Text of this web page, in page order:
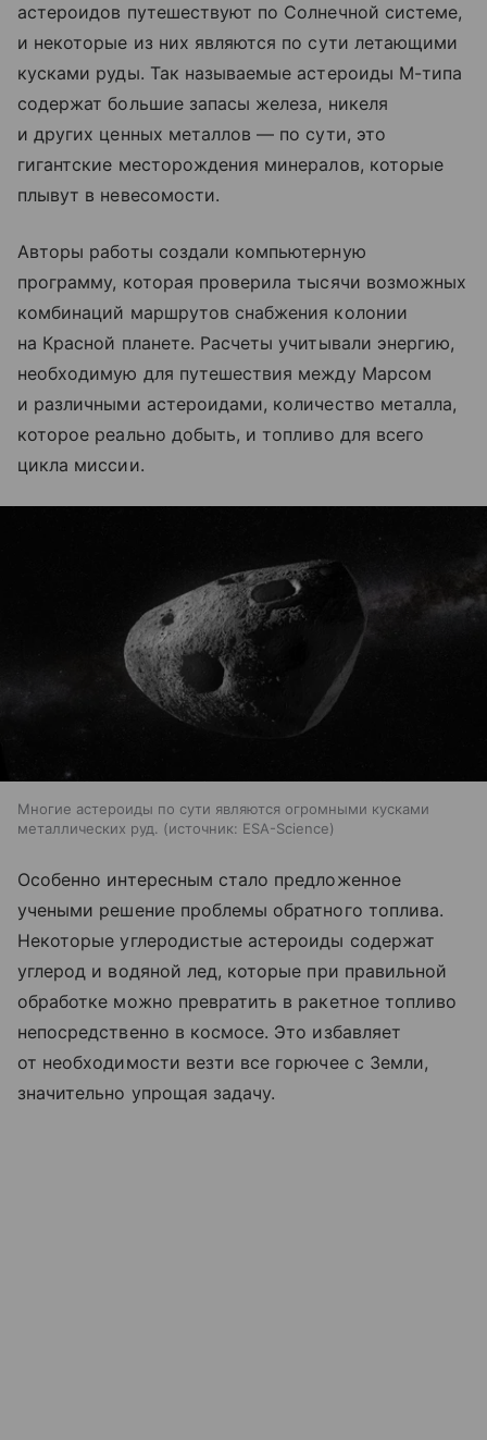
астероидов путешествуют по Солнечной системе,
и некоторые из них являются по сути летающими
кусками руды. Так называемые астероиды М-типа
содержат большие запасы железа, никеля
и других ценных металлов — по сути, это
гигантские месторождения минералов, которые
плывут в невесомости.
Авторы работы создали компьютерную
программу, которая проверила тысячи возможных
комбинаций маршрутов снабжения колонии
на Красной планете. Расчеты учитывали энергию,
необходимую для путешествия между Марсом
и различными астероидами, количество металла,
которое реально добыть, и топливо для всего
цикла миссии.
Многие астероиды по сути являются огромными кусками
металлических руд.
источник: ESA-Science
Особенно интересным стало предложенное
учеными решение проблемы обратного топлива.
Некоторые углеродистые астероиды содержат
углерод и водяной лед, которые при правильной
обработке можно превратить в ракетное топливо
непосредственно в космосе. Это избавляет
от необходимости везти все горючее с Земли,
значительно упрощая задачу.